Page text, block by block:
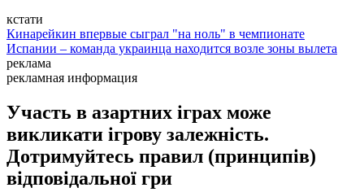
кстати
Кинарейкин впервые сыграл "на ноль" в чемпионате
Испании – команда украинца находится возле зоны вылета
реклама
рекламная информация
Участь в азартних іграх може
викликати ігрову залежність.
Дотримуйтесь правил (принципів)
відповідальної гри